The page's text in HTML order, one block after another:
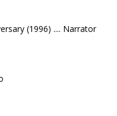
(1996) .... Narrator